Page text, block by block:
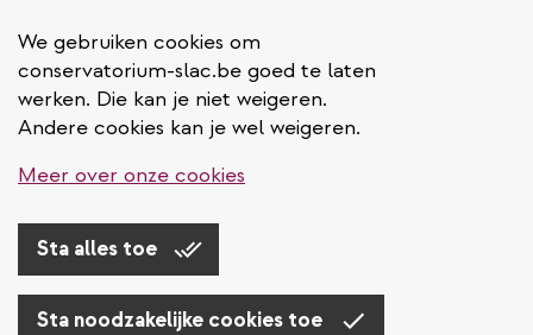
We gebruiken cookies om
conservatorium-slac.be goed te laten
werken. Die kan je niet weigeren.
Andere cookies kan je wel weigeren.
Meer over onze cookies
Sta alles toe
Sta noodzakelijke cookies toe